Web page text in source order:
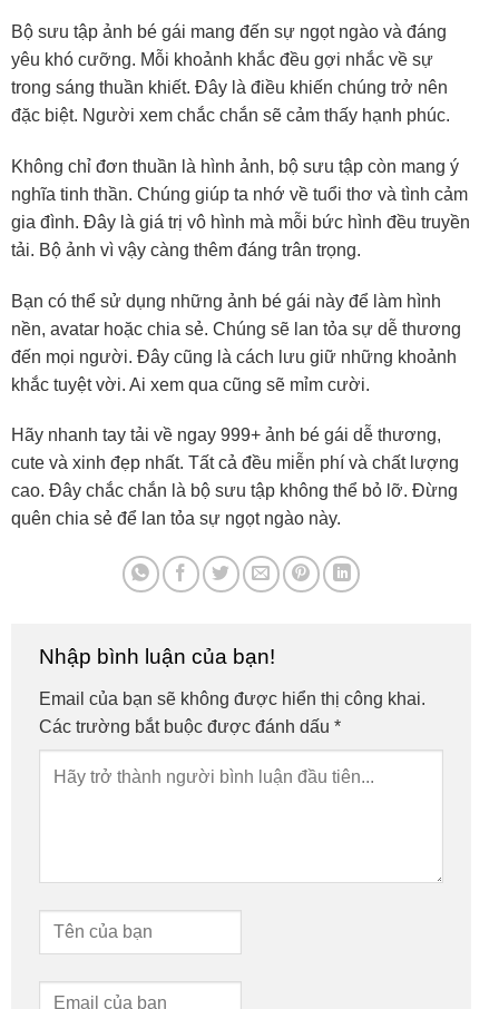
Bộ sưu tập ảnh bé gái mang đến sự ngọt ngào và đáng
yêu khó cưỡng. Mỗi khoảnh khắc đều gợi nhắc về sự
trong sáng thuần khiết. Đây là điều khiến chúng trở nên
đặc biệt. Người xem chắc chắn sẽ cảm thấy hạnh phúc.
Không chỉ đơn thuần là hình ảnh, bộ sưu tập còn mang ý
nghĩa tinh thần. Chúng giúp ta nhớ về tuổi thơ và tình cảm
gia đình. Đây là giá trị vô hình mà mỗi bức hình đều truyền
tải. Bộ ảnh vì vậy càng thêm đáng trân trọng.
Bạn có thể sử dụng những ảnh bé gái này để làm hình
nền, avatar hoặc chia sẻ. Chúng sẽ lan tỏa sự dễ thương
đến mọi người. Đây cũng là cách lưu giữ những khoảnh
khắc tuyệt vời. Ai xem qua cũng sẽ mỉm cười.
Hãy nhanh tay tải về ngay 999+ ảnh bé gái dễ thương,
cute và xinh đẹp nhất. Tất cả đều miễn phí và chất lượng
cao. Đây chắc chắn là bộ sưu tập không thể bỏ lỡ. Đừng
quên chia sẻ để lan tỏa sự ngọt ngào này.
Nhập bình luận của bạn!
Email của bạn sẽ không được hiển thị công khai.
Các trường bắt buộc được đánh dấu *